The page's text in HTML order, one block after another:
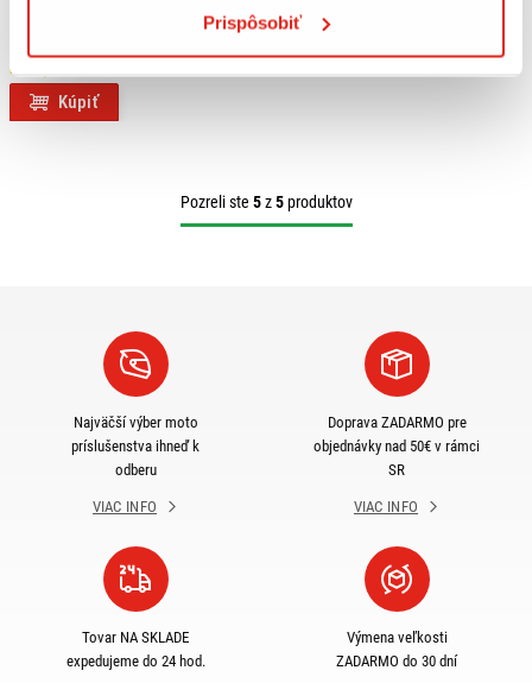
Prispôsobiť
QUATTROERRE NÁLEPKY HONDA 2
Na objednávku
Kúpiť
Pozreli ste 5z5produktov
Najväčší výber moto
príslušenstva ihneď k
odberu
VIAC INFO
Doprava ZADARMO pre
objednávky nad 50€ v rámci
SR
VIAC INFO
Tovar NA SKLADE
expedujeme do 24 hod.
Výmena veľkosti
ZADARMO do 30 dní